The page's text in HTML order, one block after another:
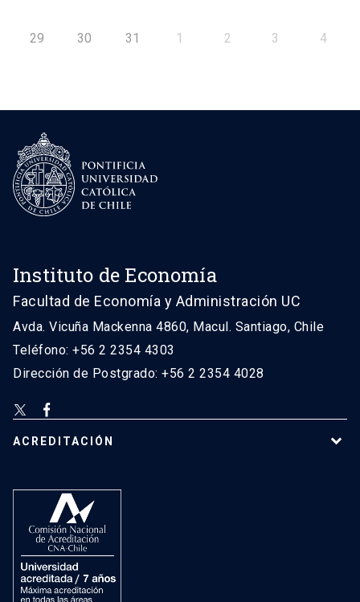
29 30 31 1 2 3 4
Instituto de Economía
Facultad de Economía y Administración UC
Avda. Vicuña Mackenna 4860, Macul. Santiago, Chile
Teléfono: +56 2 2354 4303
Dirección de Postgrado: +56 2 2354 4028
ACREDITACIÓN